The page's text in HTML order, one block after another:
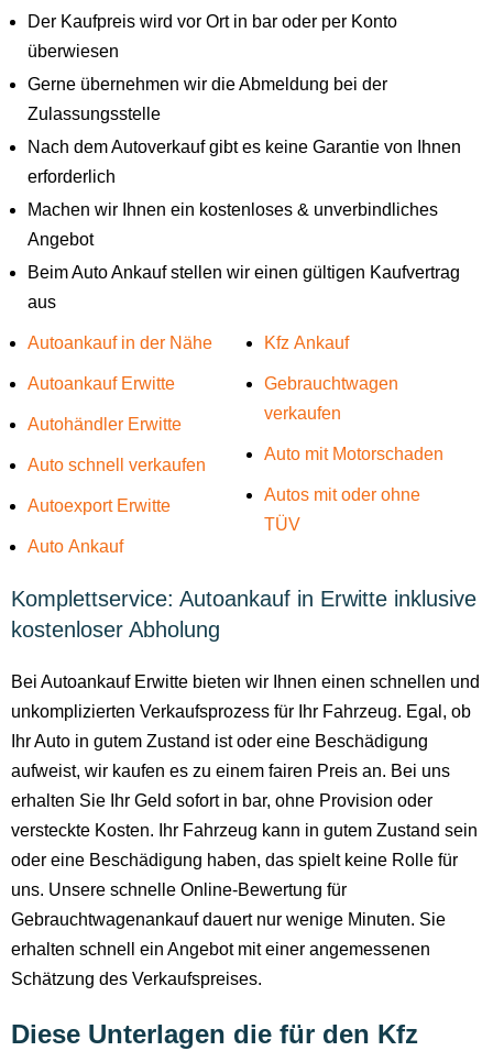
Der Kaufpreis wird vor Ort in bar oder per Konto
überwiesen
Gerne übernehmen wir die Abmeldung bei der
Zulassungsstelle
Nach dem Autoverkauf gibt es keine Garantie von Ihnen
erforderlich
Machen wir Ihnen ein kostenloses & unverbindliches
Angebot
Beim Auto Ankauf stellen wir einen gültigen Kaufvertrag
aus
Autoankauf in der Nähe
Autoankauf Erwitte
Autohändler Erwitte
Auto schnell verkaufen
Autoexport Erwitte
Auto Ankauf
Kfz Ankauf
Gebrauchtwagen
verkaufen
Auto mit Motorschaden
Autos mit oder ohne
TÜV
Komplettservice: Autoankauf in Erwitte inklusive
kostenloser Abholung
Bei Autoankauf Erwitte bieten wir Ihnen einen schnellen und
unkomplizierten Verkaufsprozess für Ihr Fahrzeug. Egal, ob
Ihr Auto in gutem Zustand ist oder eine Beschädigung
aufweist, wir kaufen es zu einem fairen Preis an. Bei uns
erhalten Sie Ihr Geld sofort in bar, ohne Provision oder
versteckte Kosten. Ihr Fahrzeug kann in gutem Zustand sein
oder eine Beschädigung haben, das spielt keine Rolle für
uns. Unsere schnelle Online-Bewertung für
Gebrauchtwagenankauf dauert nur wenige Minuten. Sie
erhalten schnell ein Angebot mit einer angemessenen
Schätzung des Verkaufspreises.
Diese Unterlagen die für den Kfz